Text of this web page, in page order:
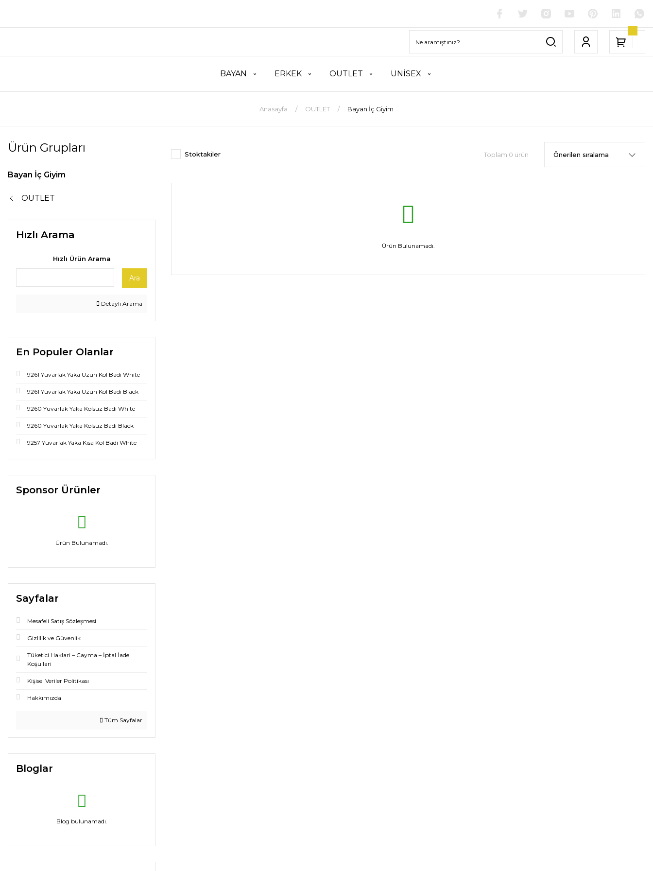
BAYAN ERKEK OUTLET UNİSEX
Anasayfa OUTLET Bayan İç Giyim
Ürün Grupları
Bayan İç Giyim
OUTLET
Hızlı Arama
Hızlı Ürün Arama
Ara
Detaylı Arama
En Populer Olanlar
9261 Yuvarlak Yaka Uzun Kol Badi White
9261 Yuvarlak Yaka Uzun Kol Badi Black
9260 Yuvarlak Yaka Kolsuz Badi White
9260 Yuvarlak Yaka Kolsuz Badi Black
9257 Yuvarlak Yaka Kısa Kol Badi White
Sponsor Ürünler
Ürün Bulunamadı.
Sayfalar
Mesafeli Satış Sözleşmesi
Gizlilik ve Güvenlik
Tüketici Haklari – Cayma – İptal İade
Koşullari
Kişisel Veriler Politikası
Hakkımızda
Tüm Sayfalar
Bloglar
Blog bulunamadı.
Stoktakiler Toplam 0 ürün
Ürün Bulunamadı.